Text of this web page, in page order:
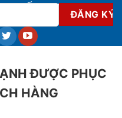
MẠI
ĐƯỢC PHỤC
HÀNG